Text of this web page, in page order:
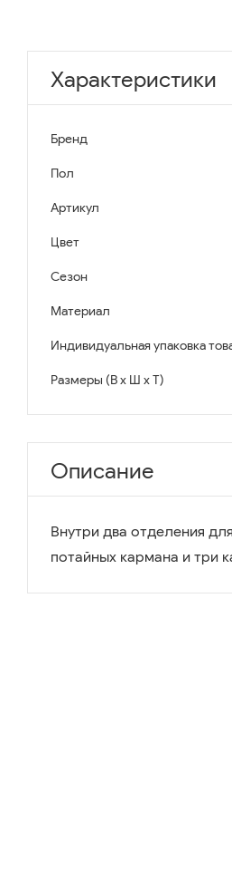
Характеристики
Бренд
Пол
Артикул
Цвет
Сезон
Материал
Индивидуальная упаковка
Размеры (В x Ш x Т)
Описание
Внутри два отделения
потайных кармана и три